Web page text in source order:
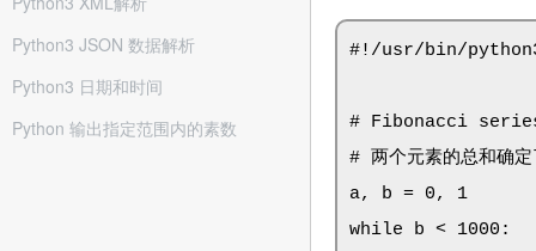
Python3 JSON 数据解析
Python3 日期和时间
Python 输出指定范围内的素数
#!/usr/bin/
# Fibonacci
# 两个元素的总和确
a, b = 0, 1
while b < 1000: